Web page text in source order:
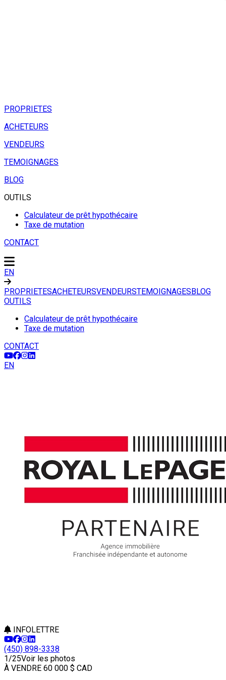
PROPRIETES
ACHETEURS
VENDEURS
TEMOIGNAGES
BLOG
OUTILS
Calculateur de prêt hypothécaire
Taxe de mutation
CONTACT
EN
PROPRIETESACHETEURSVENDEURSTEMOIGNAGESBLOG
OUTILS
Calculateur de prêt hypothécaire
Taxe de mutation
CONTACT
EN
INFOLETTRE
(450) 898-3338
1/25Voir les photos
À VENDRE 60 000 $ CAD